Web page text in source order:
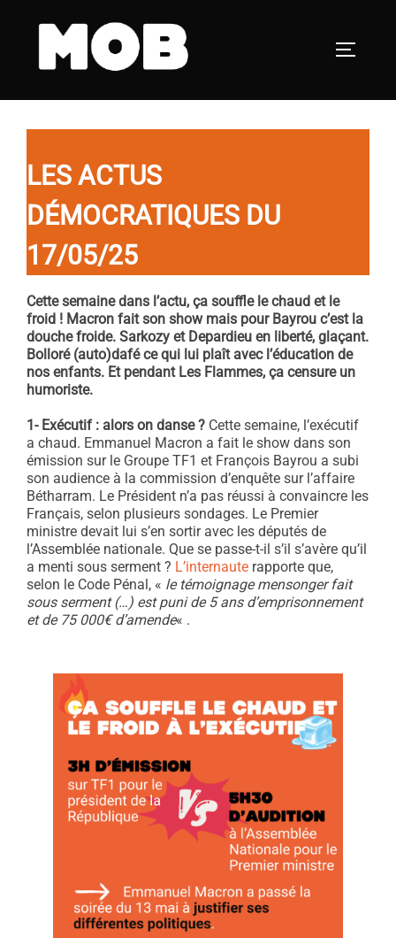
LES ACTUS
DÉMOCRATIQUES DU
17/05/25
Cette semaine dans l’actu, ça souffle le chaud et le
froid ! Macron fait son show mais pour Bayrou c’est la
douche froide. Sarkozy et Depardieu en liberté, glaçant.
Bolloré (auto)dafé ce qui lui plaît avec l’éducation de
nos enfants. Et pendant Les Flammes, ça censure un
humoriste.
1- Exécutif : alors on danse ? Cette semaine, l’exécutif
a chaud. Emmanuel Macron a fait le show dans son
émission sur le Groupe TF1 et François Bayrou a subi
son audience à la commission d’enquête sur l’affaire
Bétharram. Le Président n’a pas réussi à convaincre les
Français, selon plusieurs sondages. Le Premier
ministre devait lui s’en sortir avec les députés de
l’Assemblée nationale. Que se passe-t-il s’il s’avère qu’il
a menti sous serment ? L’internaute rapporte que,
selon le Code Pénal, « le témoignage mensonger fait
sous serment (…) est puni de 5 ans d’emprisonnement
et de 75 000€ d’amende« .